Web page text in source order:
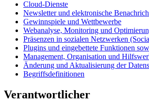
Cloud-Dienste
Newsletter und elektronische
Gewinnspiele und Wettbewerbe
Webanalyse, Monitoring und
Präsenzen in sozialen Netzwerken
Plugins und eingebettete Funktionen
Management, Organisation und
Änderung und Aktualisierung der
Begriffsdefinitionen
Verantwortlicher